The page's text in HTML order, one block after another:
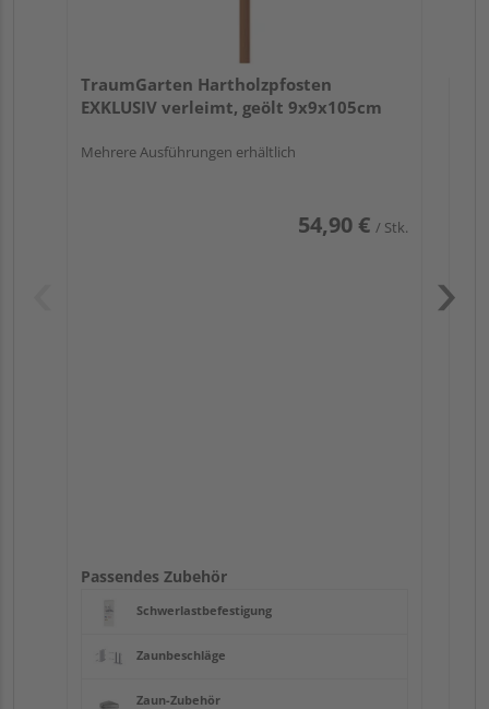
TraumGarten Hartholzpfosten
EXKLUSIV verleimt, geölt 9x9x105cm
Mehrere Ausführungen erhältlich
54,90 € / Stk.
Passendes Zubehör
Schwerlastbefestigung
Zaunbeschläge
Zaun-Zubehör